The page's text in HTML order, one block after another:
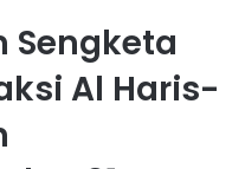
Sengketa
Al Haris-